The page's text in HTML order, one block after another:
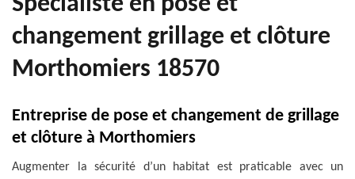
changement grillage et clôture
Morthomiers 18570
Entreprise de pose et changement de grillage
et clôture à Morthomiers
Augmenter la sécurité d’un habitat est praticable avec un